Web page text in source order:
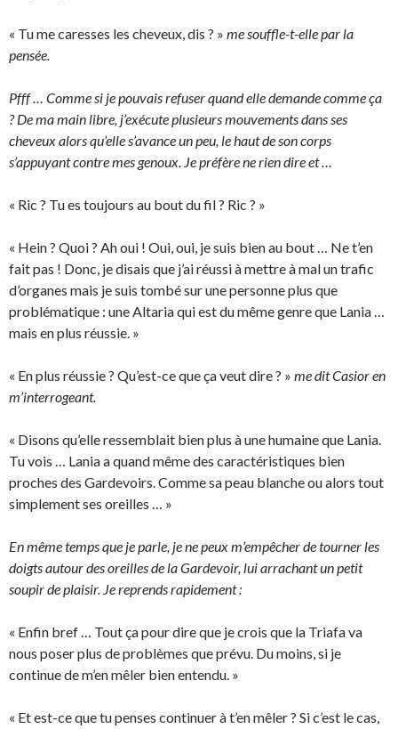
« Tu me caresses les cheveux, dis ? » me souffle-t-elle par la
pensée.
Pfff … Comme si je pouvais refuser quand elle demande comme ça
? De ma main libre, j’exécute plusieurs mouvements dans ses
cheveux alors qu’elle s’avance un peu, le haut de son corps
s’appuyant contre mes genoux. Je préfère ne rien dire et …
« Ric ? Tu es toujours au bout du fil ? Ric ? »
« Hein ? Quoi ? Ah oui ! Oui, oui, je suis bien au bout … Ne t’en
fait pas ! Donc, je disais que j’ai réussi à mettre à mal un trafic
d’organes mais je suis tombé sur une personne plus que
problématique : une Altaria qui est du même genre que Lania …
mais en plus réussie. »
« En plus réussie ? Qu’est-ce que ça veut dire ? » me dit Casior en
m’interrogeant.
« Disons qu’elle ressemblait bien plus à une humaine que Lania.
Tu vois … Lania a quand même des caractéristiques bien
proches des Gardevoirs. Comme sa peau blanche ou alors tout
simplement ses oreilles … »
En même temps que je parle, je ne peux m’empêcher de tourner les
doigts autour des oreilles de la Gardevoir, lui arrachant un petit
soupir de plaisir. Je reprends rapidement :
« Enfin bref … Tout ça pour dire que je crois que la Triafa va
nous poser plus de problèmes que prévu. Du moins, si je
continue de m’en mêler bien entendu. »
« Et est-ce que tu penses continuer à t’en mêler ? Si c’est le cas,